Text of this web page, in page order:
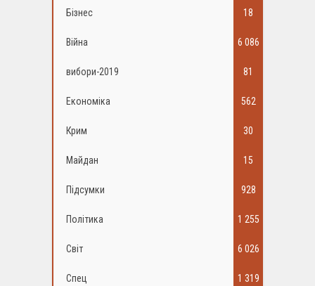
Бізнес 18
Війна 6 086
вибори-2019 81
Економіка 562
Крим 30
Майдан 15
Підсумки 928
Політика 1 255
Світ 6 026
Спец 1 319